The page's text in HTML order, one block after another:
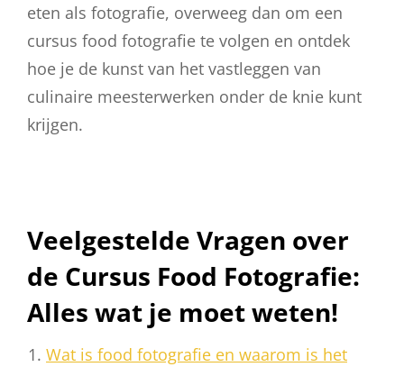
eten als fotografie, overweeg dan om een
cursus food fotografie te volgen en ontdek
hoe je de kunst van het vastleggen van
culinaire meesterwerken onder de knie kunt
krijgen.
Veelgestelde Vragen over
de Cursus Food Fotografie:
Alles wat je moet weten!
Wat is food fotografie en waarom is het